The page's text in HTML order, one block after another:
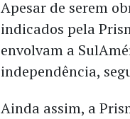
Apesar de serem
indicados pela
envolvam a
independência,
Ainda assim, a